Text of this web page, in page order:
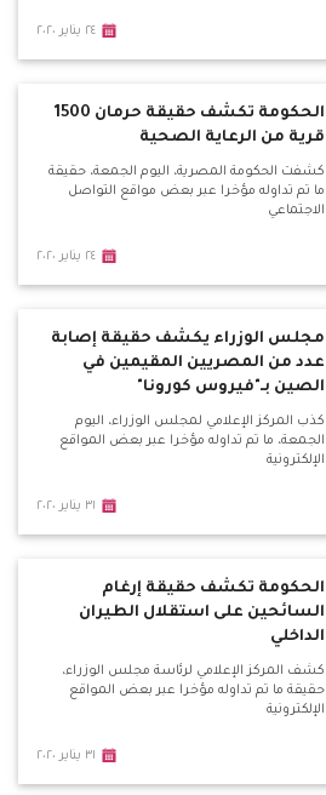
٢٤ يناير ٢٠٢٠
الحكومة تكشف حقيقة حرمان 1500
قرية من الرعاية الصحية
كشفت الحكومة المصرية، اليوم الجمعة، حقيقة
ما تم تداوله مؤخرا عبر بعض مواقع التواصل
الاجتماعي
٢٤ يناير ٢٠٢٠
مجلس الوزراء يكشف حقيقة إصابة
عدد من المصريين المقيمين في
الصين بـ"فيروس كورونا"
كذب المركز الإعلامي لمجلس الوزراء، اليوم
الجمعة، ما تم تداوله مؤخرا عبر بعض المواقع
الإلكترونية
٣١ يناير ٢٠٢٠
الحكومة تكشف حقيقة إرغام
السائحين على استقلال الطيران
الداخلي
كشف المركز الإعلامي لرئاسة مجلس الوزراء،
حقيقة ما تم تداوله مؤخرا عبر بعض المواقع
الإلكترونية
٣١ يناير ٢٠٢٠